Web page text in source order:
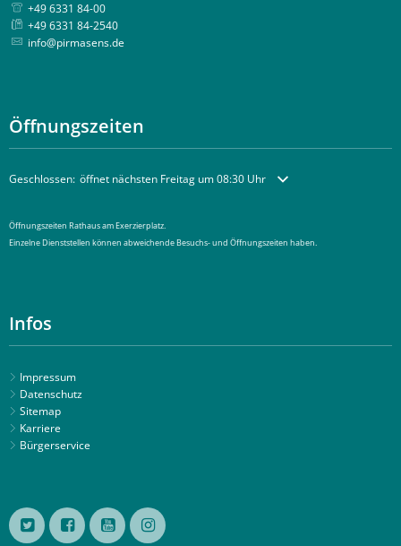
+49 6331 84-00
+49 6331 84-2540
info@pirmasens.de
Öffnungszeiten
Klicken, um weitere Öffnungs- oder Schließzeiten auszublenden
Geschlossen: öffnet nächsten Freitag um 08:30 Uhr
Öffnungszeiten Rathaus am Exerzierplatz.
Einzelne Dienststellen können abweichende Besuchs- und Öffnungszeiten haben.
Infos
Impressum
Datenschutz
Sitemap
Karriere
Bürgerservice